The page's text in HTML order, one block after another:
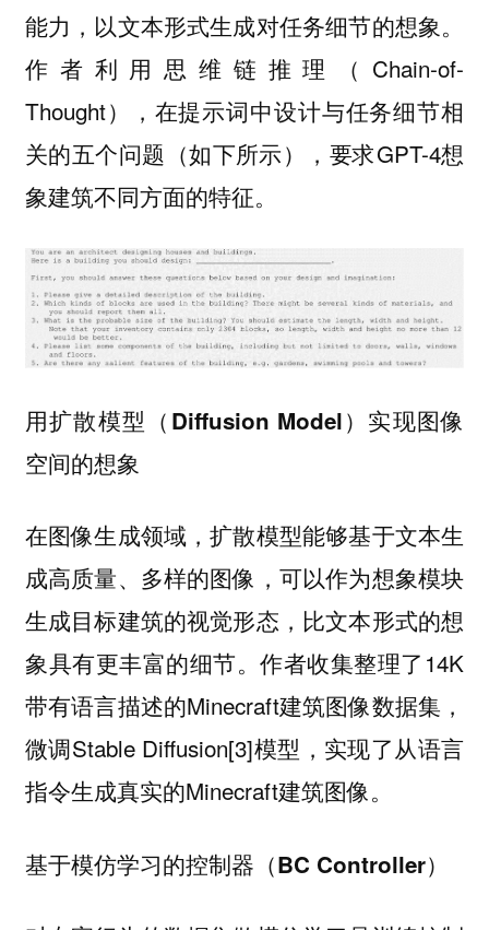
能力，以文本形式生成对任务细节的想象。
作者利用思维链推理（Chain-of-
Thought），在提示词中设计与任务细节相
关的五个问题（如下所示），要求GPT-4想
象建筑不同方面的特征。
用扩散模型（Diffusion Model）实现图像
空间的想象
在图像生成领域，扩散模型能够基于文本生
成高质量、多样的图像，可以作为想象模块
生成目标建筑的视觉形态，比文本形式的想
象具有更丰富的细节。作者收集整理了14K
带有语言描述的Minecraft建筑图像数据集，
微调Stable Diffusion[3]模型，实现了从语言
指令生成真实的Minecraft建筑图像。
基于模仿学习的控制器（BC Controller）